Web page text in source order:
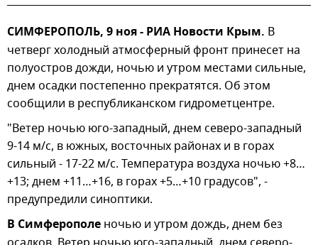
СИМФЕРОПОЛЬ, 9 ноя - РИА Новости Крым. В
четверг холодный атмосферный фронт принесет на
полуостров дожди, ночью и утром местами сильные,
днем осадки постепенно прекратятся. Об этом
сообщили в республиканском гидрометцентре.
"Ветер ночью юго-западный, днем северо-западный
9-14 м/с, в южных, восточных районах и в горах
сильный - 17-22 м/с. Температура воздуха ночью +8…
+13; днем +11…+16, в горах +5…+10 градусов", -
предупредили синоптики.
В Симферополе ночью и утром дождь, днем без